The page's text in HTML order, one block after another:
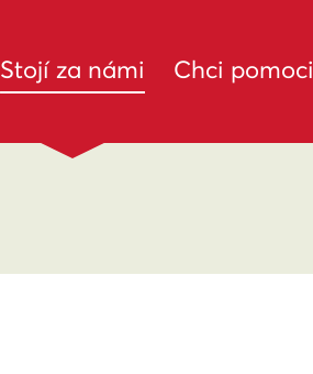
Stojí za námi (current)
Chci pomoci